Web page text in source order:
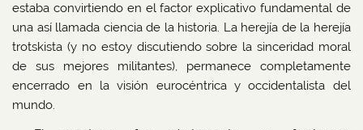
estaba convirtiendo en el factor explicativo fundamental de
una así llamada ciencia de la historia. La herejía de la herejía
trotskista (y no estoy discutiendo sobre la sinceridad moral
de sus mejores militantes), permanece completamente
encerrado en la visión eurocéntrica y occidentalista del
mundo.